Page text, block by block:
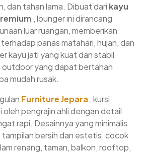
dan tahan lama. Dibuat dari kayu
, lounger ini dirancang
luar ruangan, memberikan
panas matahari, hujan, dan
kayu jati yang kuat dan stabil
outdoor yang dapat bertahan
mudah rusak.
Furniture Jepara , kursi
oleh pengrajin ahli dengan detail
rapi. Desainnya yang minimalis
bersih dan estetis, cocok
renang, taman, balkon, rooftop,